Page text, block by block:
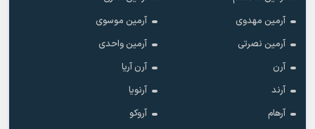
آرمین مهدوی
آرمین موسوی
آرمین نصرتی
آرمین واحدی
آرن
آرن آریا
آرند
آرنویا
آرهام
آروکو